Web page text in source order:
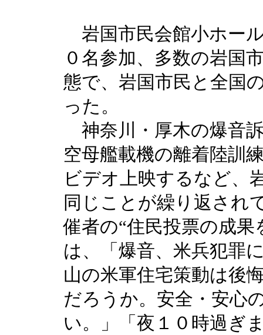
岩国市民会館小ホー
０名参加、多数の岩国
態で、岩国市民と全国
った。
神奈川・厚木の爆音
空母艦載機の離着陸訓
ビデオ上映するなど、
同じことが繰り返され
催者の“住民投票の成
は、「爆音、米兵犯罪
山の米軍住宅策動は後
だろうか。安全・安心
い。」「夜１０時過ぎ